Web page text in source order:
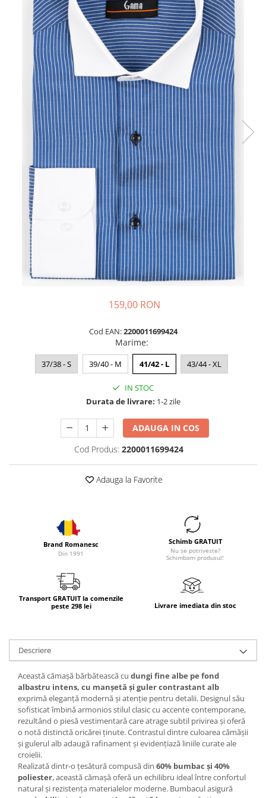
159,00 RON
Cod EAN:2200011699424
Marime:
37/38 - S 39/40 - M 41/42 - L 43/44 - XL
IN STOC
Durata de livrare: 1-2 zile
ADAUGA IN COS
Cod Produs: 2200011699424
Adauga la Favorite
Brand Romanesc
Din 1991
Schimb GRATUIT
Nu se potriveste?
Schimbam produsul!
Transport GRATUIT la comenzile
peste 298 lei
Livrare imediata din stoc
Descriere
Această cămașă bărbătească cu dungi fine albe pe fond
albastru intens, cu manșetă și guler contrastant alb
exprimă eleganță modernă și atenție pentru detalii. Designul său
sofisticat îmbină armonios stilul clasic cu accente contemporane,
rezultând o piesă vestimentară care atrage subtil privirea și oferă
o notă distinctă oricărei ținute. Contrastul dintre culoarea cămășii
și gulerul alb adaugă rafinament și evidențiază liniile curate ale
croielii.
Realizată dintr-o țesătură compusă din 60% bumbac și 40%
poliester, această cămașă oferă un echilibru ideal între confortul
natural și rezistența materialelor moderne. Bumbacul asigură